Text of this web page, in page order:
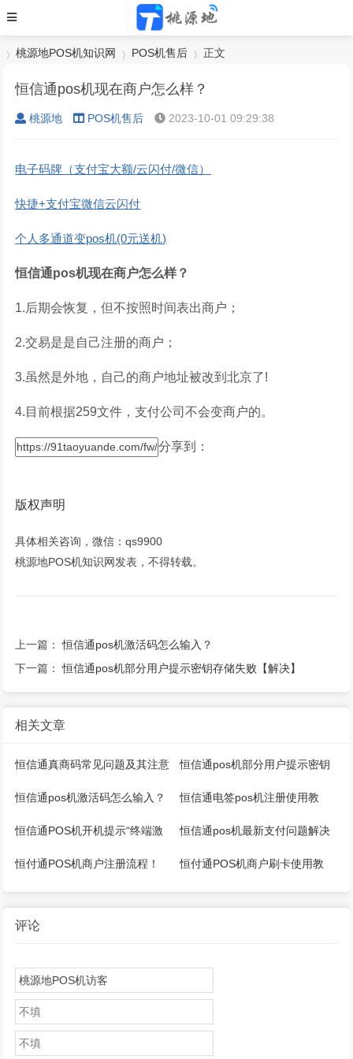
桃源地POS机知识网
›
POS机售后
›
正文
恒信通pos机现在商户怎么样？
桃源地 POS机售后 2023-10-01 09:29:38
电子码牌（支付宝大额/云闪付/微信）
快捷+支付宝微信云闪付
个人多通道变pos机(0元送机)
恒信通pos机现在商户怎么样？
1.后期会恢复，但不按照时间表出商户；
2.交易是是自己注册的商户；
3.虽然是外地，自己的商户地址被改到北京了!
4.目前根据259文件，支付公司不会变商户的。
分享到：
版权声明
具体相关咨询，微信：qs9900
桃源地POS机知识网发表，不得转载。
上一篇：恒信通pos机激活码怎么输入？
下一篇：恒信通pos机部分用户提示密钥存储失败【解决】
相关文章
恒信通真商码常见问题及其注意
事项汇总！
恒信通pos机部分用户提示密钥
存储失败【解决】
恒信通pos机激活码怎么输入？
恒信通电签pos机注册使用教
程！
恒信通POS机开机提示“终端激
活，输入激活码”怎么解决？
恒信通pos机最新支付问题解决
方案
恒付通POS机商户注册流程！
恒付通POS机商户刷卡使用教
评论